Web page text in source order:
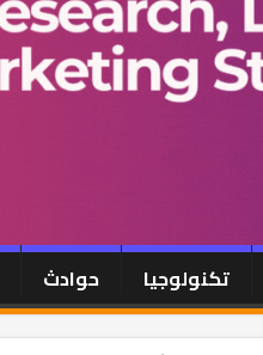
تكنولوجيا حوادث